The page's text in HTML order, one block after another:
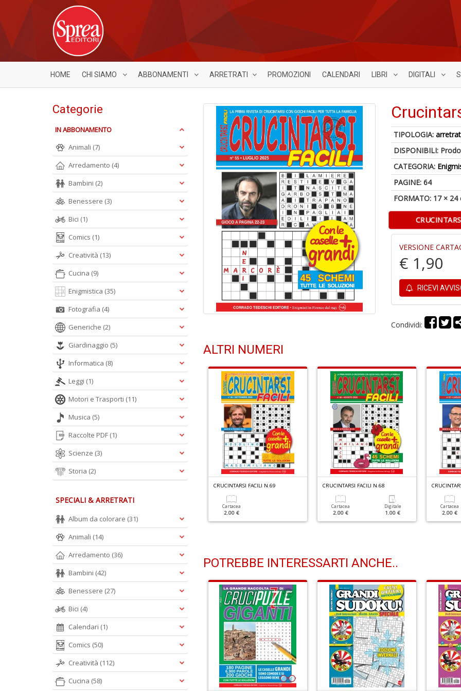
HOME CHI SIAMO ABBONAMENTI ARRETRATI PROMOZIONI CALENDARI LIBRI DIGITALI
TIPOLOGIA:
DISPONIBILI:
CATEGORIA:
PAGINE: 64
FORMATO: 17 × 24
VERSIONE
€ 1,90
RICEVI
Condividi:
ALTRI NUMERI
CRUCINTARSI FACILI N.69
Cartacea
2.00 €
CRUCINTARSI FACILI N.68
Cartacea
2.00 €
Digitale
1.00 €
Cartacea
2.00 €
POTREBBE INTERESSARTI ANCHE..
Categorie
IN ABBONAMENTO
Animali (7)
Arredamento (4)
Bambini (2)
Benessere (3)
Bici (1)
Comics (1)
Creatività (13)
Cucina (9)
Enigmistica (35)
Fotografia (4)
Generiche (2)
Giardinaggio (5)
Informatica (8)
Leggi (1)
Motori e Trasporti (11)
Musica (5)
Raccolte PDF (1)
Scienze (3)
Storia (2)
SPECIALI & ARRETRATI
Album da colorare (31)
Animali (14)
Arredamento (36)
Bambini (42)
Benessere (27)
Bici (4)
Calendari (1)
Comics (50)
Creatività (112)
Cucina (58)